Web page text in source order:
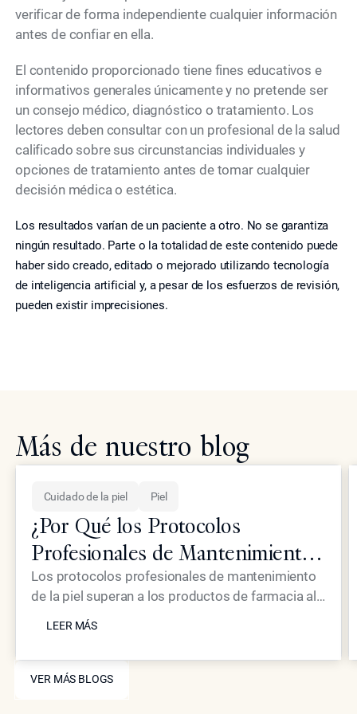
verificar de forma independiente cualquier información
antes de confiar en ella.
El contenido proporcionado tiene fines educativos e
informativos generales únicamente y no pretende ser
un consejo médico, diagnóstico o tratamiento. Los
lectores deben consultar con un profesional de la salud
calificado sobre sus circunstancias individuales y
opciones de tratamiento antes de tomar cualquier
decisión médica o estética.
Los resultados varían de un paciente a otro. No se garantiza
ningún resultado. Parte o la totalidad de este contenido puede
haber sido creado, editado o mejorado utilizando tecnología
de inteligencia artificial y, a pesar de los esfuerzos de revisión,
pueden existir imprecisiones.
Más de nuestro blog
VER MÁS BLOGS
VER MÁS BLOGS
Cuidado de la piel Piel
¿Por Qué los Protocolos
Profesionales de Mantenimiento
de la Piel Superan a los
Productos Estándar de Farmacia?
Los protocolos profesionales de mantenimiento
de la piel superan a los productos de farmacia al
utilizar concentraciones más altas de
administración avanzados que alcanzan las capas
dérmicas más profundas. Mientras que los
LEER MÁS